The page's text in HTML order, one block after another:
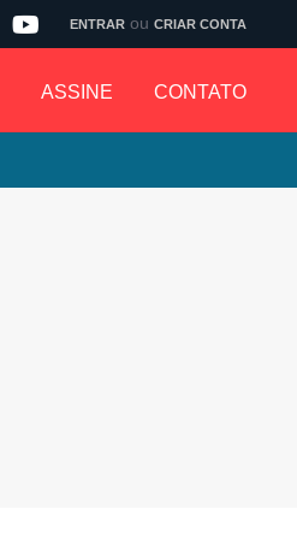
ASSINE CONTATO
ENTRAR ou CRIAR CONTA